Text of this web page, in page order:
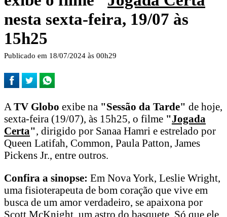
nesta sexta-feira, 19/07 às
15h25
Publicado em 18/07/2024 às 00h29
A TV Globo exibe na "Sessão da Tarde" de hoje,
sexta-feira (19/07), às 15h25, o filme "Jogada
Certa", dirigido por Sanaa Hamri e estrelado por
Queen Latifah, Common, Paula Patton, James
Pickens Jr., entre outros.
Confira a sinopse: Em Nova York, Leslie Wright,
uma fisioterapeuta de bom coração que vive em
busca de um amor verdadeiro, se apaixona por
Scott McKnight, um astro do basquete. Só que ele